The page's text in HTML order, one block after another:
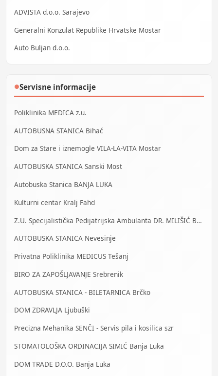
ADVISTA d.o.o. Sarajevo
Generalni Konzulat Republike Hrvatske Mostar
Auto Buljan d.o.o.
●Servisne informacije
Poliklinika MEDICA z.u.
AUTOBUSNA STANICA Bihać
Dom za Stare i iznemogle VILA-LA-VITA Mostar
AUTOBUSKA STANICA Sanski Most
Autobuska Stanica BANJA LUKA
Kulturni centar Kralj Fahd
Z.U. Specijalistička Pedijatrijska Ambulanta DR. MILIŠIĆ Banja Luka
AUTOBUSKA STANICA Nevesinje
Privatna Poliklinika MEDICUS Tešanj
BIRO ZA ZAPOŠLJAVANJE Srebrenik
AUTOBUSKA STANICA - BILETARNICA Brčko
DOM ZDRAVLJA Ljubuški
Precizna Mehanika SENČI - Servis pila i kosilica szr
STOMATOLOŠKA ORDINACIJA SIMIĆ Banja Luka
DOM TRADE D.O.O. Banja Luka